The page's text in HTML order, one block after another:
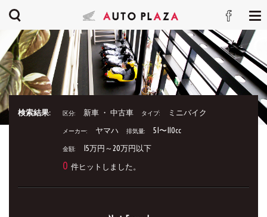
検索結果: 区分: 新車 ・ 中古車 タイプ: ミニバイク
メーカー: ヤマハ 排気量: 51〜110cc
金額: 15万円～20万円以下
0 件ヒットしました。